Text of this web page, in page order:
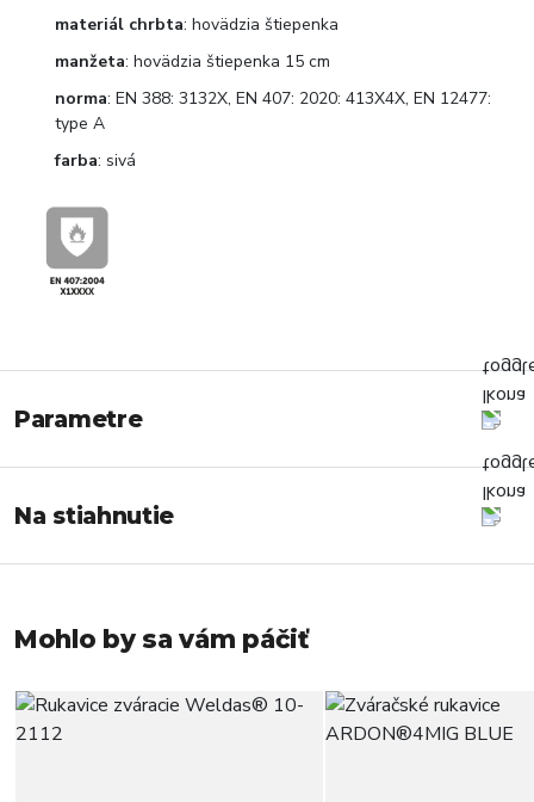
materiál chrbta: hovädzia štiepenka
manžeta: hovädzia štiepenka 15 cm
norma: EN 388: 3132X, EN 407: 2020: 413X4X, EN 12477:
type A
farba: sivá
Parametre
Na stiahnutie
Mohlo by sa vám páčiť